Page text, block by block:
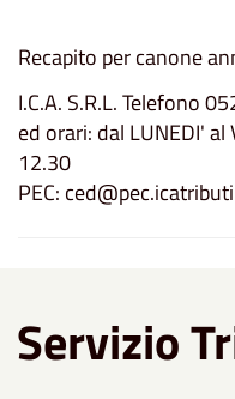
Recapito per canone
I.C.A. S.R.L. Telefono
ed orari: dal LUNEDI'
12.30
PEC:
Servizio